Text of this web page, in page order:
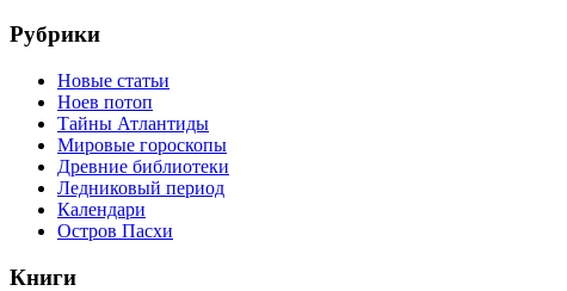
Рубрики
Новые статьи
Ноев потоп
Тайны Атлантиды
Мировые гороскопы
Древние библиотеки
Ледниковый период
Календари
Остров Пасхи
Книги